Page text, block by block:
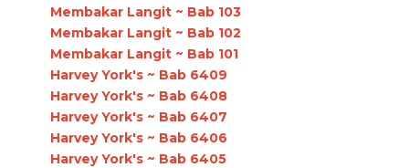
Membakar Langit ~ Bab 103
Membakar Langit ~ Bab 102
Membakar Langit ~ Bab 101
Harvey York's ~ Bab 6409
Harvey York's ~ Bab 6408
Harvey York's ~ Bab 6407
Harvey York's ~ Bab 6406
Harvey York's ~ Bab 6405